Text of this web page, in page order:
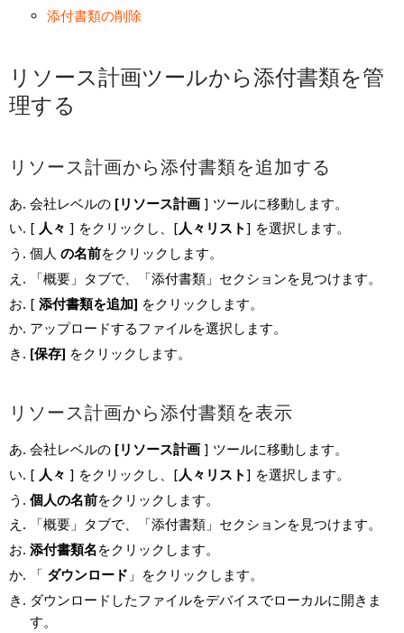
添付書類の削除
リソース計画ツールから添付書類を管
理する
リソース計画から添付書類を追加する
会社レベルの [リソース計画] ツールに移動します。
[ 人々 ] をクリックし、[人々リスト ] を選択します。
個人 の名前をクリックします。
「概要」タブで、「添付書類」セクションを見つけます。
[ 添付書類を追加] をクリックします。
アップロードするファイルを選択します。
[保存] をクリックします。
リソース計画から添付書類を表示
会社レベルの [リソース計画] ツールに移動します。
[ 人々 ] をクリックし、[人々リスト ] を選択します。
個人の名前をクリックします。
「概要」タブで、「添付書類」セクションを見つけます。
添付書類名をクリックします。
「 ダウンロード 」をクリックします。
ダウンロードしたファイルをデバイスでローカルに開きま
す。